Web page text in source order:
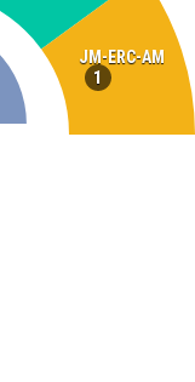
JM-ERC-AM
1